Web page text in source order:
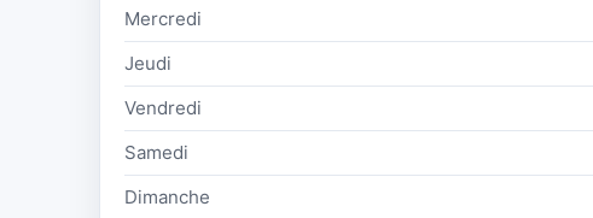
Mercredi
Jeudi
Vendredi
Samedi
Dimanche